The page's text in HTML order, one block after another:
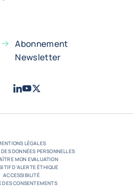
Abonnement
Newsletter
LinkedIn
Youtube
X - Twitter
LÉGALES
DONNÉES PERSONNELLES
MON EVALUATION
D’ALERTE ÉTHIQUE
ACCESSIBILITÉ
DES CONSENTEMENTS